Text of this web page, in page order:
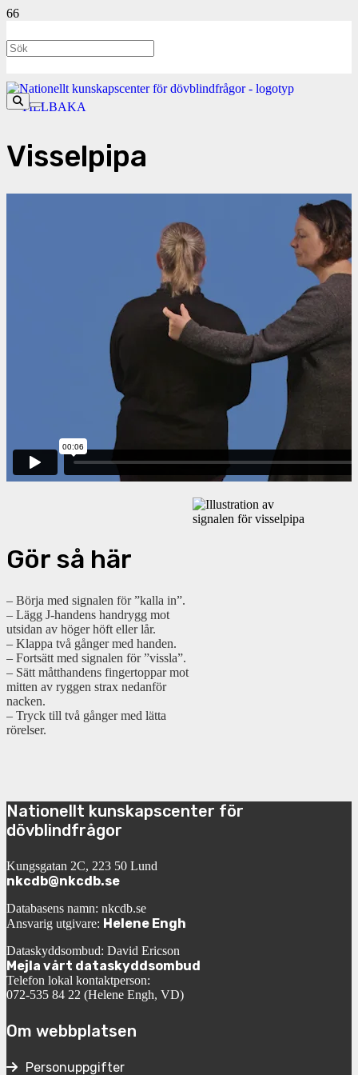
<- TILLBAKA
Visselpipa
Gör så här
– Börja med signalen för ”kalla in”.
– Lägg J-handens handrygg mot
utsidan av höger höft eller lår.
– Klappa två gånger med handen.
– Fortsätt med signalen för ”vissla”.
– Sätt måtthandens fingertoppar mot
mitten av ryggen strax nedanför
nacken.
– Tryck till två gånger med lätta
rörelser.
Nationellt kunskapscenter för
dövblindfrågor
Kungsgatan 2C, 223 50 Lund
nkcdb@nkcdb.se
Databasens namn: nkcdb.se
Ansvarig utgivare: Helene Engh
Dataskyddsombud: David Ericson
Mejla vårt dataskyddsombud
Telefon lokal kontaktperson:
072-535 84 22 (Helene Engh, VD)
Om webbplatsen
Personuppgifter